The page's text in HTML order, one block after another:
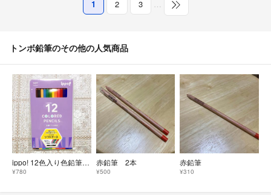
1 2 3 …
トンボ鉛筆のその他の人気商品
ippo! 12色入り色鉛筆 ソフトケース パープル
¥780
赤鉛筆 2本
¥500
赤鉛筆
¥310